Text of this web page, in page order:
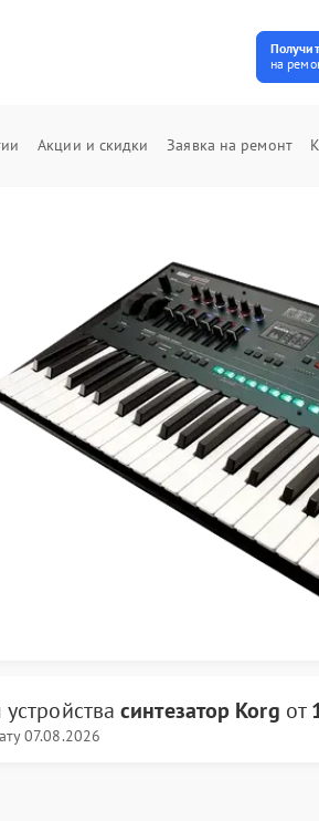
на
Акции и скидки Заявка на ремонт
устройствасинтезатор Korg от
07.08.2026